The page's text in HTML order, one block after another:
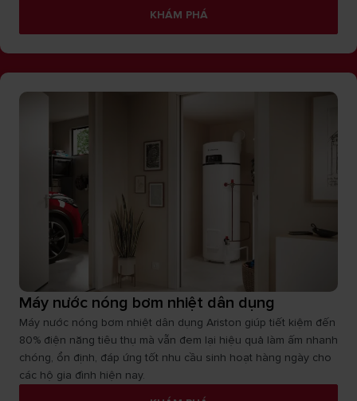
KHÁM PHÁ
Máy nước nóng bơm nhiệt dân dụng
Máy nước nóng bơm nhiệt dân dụng Ariston giúp tiết kiệm đến
80% điện năng tiêu thụ mà vẫn đem lại hiệu quả làm ấm nhanh
chóng, ổn định, đáp ứng tốt nhu cầu sinh hoạt hàng ngày cho
các hộ gia đình hiện nay.